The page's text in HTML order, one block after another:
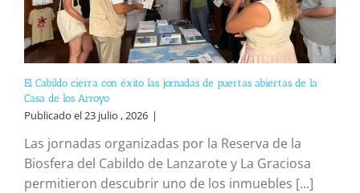
El Cabildo cierra con éxito las jornadas de puertas abiertas de la
Casa de los Arroyo
Publicado el 23 julio , 2026 |
Las jornadas organizadas por la Reserva de la
Biosfera del Cabildo de Lanzarote y La Graciosa
permitieron descubrir uno de los inmuebles [...]